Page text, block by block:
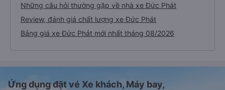
Những câu hỏi thường gặp về nhà xe Đức Phát
Review, đánh giá chất lượng xe Đức Phát
Bảng giá xe Đức Phát mới nhất tháng 08/2026
Ứng dụng đặt vé Xe khách, Máy bay,